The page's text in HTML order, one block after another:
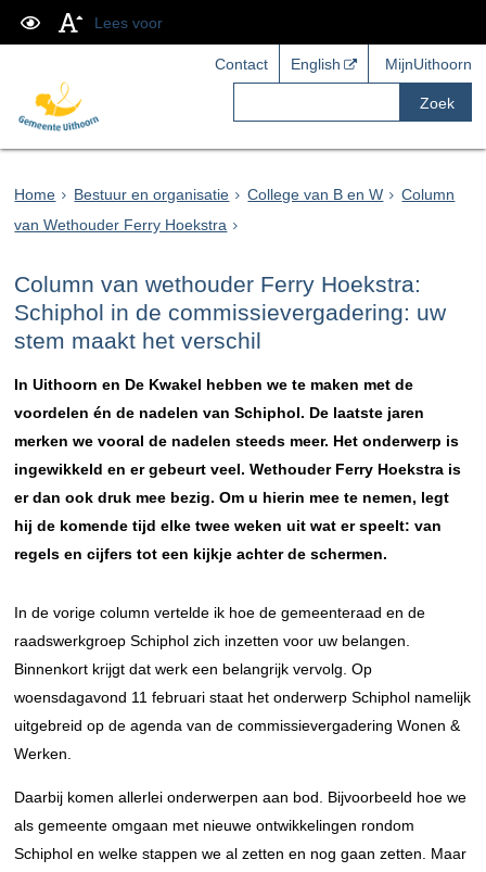
Lees voor
Contact English MijnUithoorn
Zoek
Home Bestuur en organisatie College van B en W
Column
van Wethouder Ferry Hoekstra
Column van wethouder Ferry Hoekstra:
Schiphol in de commissievergadering: uw
stem maakt het verschil
In Uithoorn en De Kwakel hebben we te maken met de
voordelen én de nadelen van Schiphol. De laatste jaren
merken we vooral de nadelen steeds meer. Het onderwerp is
ingewikkeld en er gebeurt veel. Wethouder Ferry Hoekstra is
er dan ook druk mee bezig. Om u hierin mee te nemen, legt
hij de komende tijd elke twee weken uit wat er speelt: van
regels en cijfers tot een kijkje achter de schermen.
In de vorige column vertelde ik hoe de gemeenteraad en de
raadswerkgroep Schiphol zich inzetten voor uw belangen.
Binnenkort krijgt dat werk een belangrijk vervolg. Op
woensdagavond 11 februari staat het onderwerp Schiphol namelijk
uitgebreid op de agenda van de commissievergadering Wonen &
Werken.
Daarbij komen allerlei onderwerpen aan bod. Bijvoorbeeld hoe we
als gemeente omgaan met nieuwe ontwikkelingen rondom
Schiphol en welke stappen we al zetten en nog gaan zetten. Maar